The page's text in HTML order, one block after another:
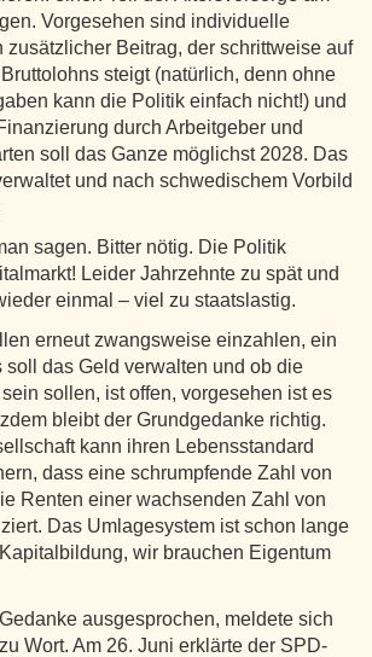
Vorgesehen sind individuelle
zusätzlicher Beitrag, der schrittweise auf
steigt (natürlich, denn ohne
kann die Politik einfach nicht!) und
durch Arbeitgeber und
soll das Ganze möglichst 2028. Das
und nach schwedischem Vorbild
sagen. Bitter nötig. Die Politik
Leider Jahrzehnte zu spät und
einmal – viel zu staatslastig.
erneut zwangsweise einzahlen, ein
soll das Geld verwalten und ob die
sollen, ist offen, vorgesehen ist es
bleibt der Grundgedanke richtig.
kann ihren Lebensstandard
dass eine schrumpfende Zahl von
Renten einer wachsenden Zahl von
Das Umlagesystem ist schon lange
wir brauchen Eigentum
ausgesprochen, meldete sich
Wort. Am 26. Juni erklärte der SPD-